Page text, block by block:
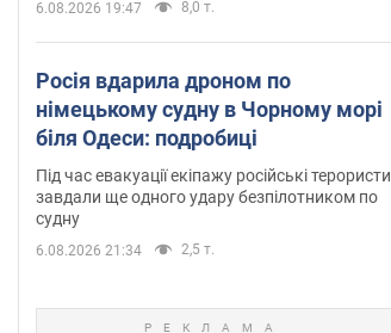
6.08.2026 19:47 8,0 т.
Росія вдарила дроном по
німецькому судну в Чорному морі
біля Одеси: подробиці
Під час евакуації екіпажу російські терористи
завдали ще одного удару безпілотником по
судну
6.08.2026 21:34 2,5 т.